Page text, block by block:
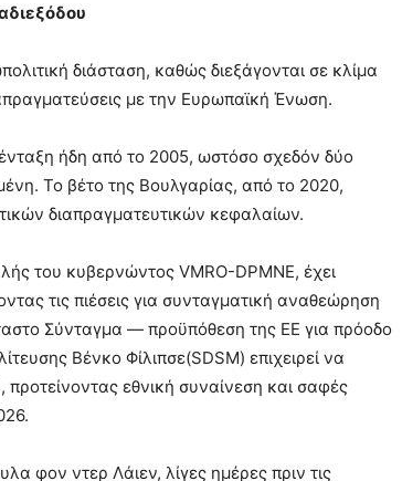
διάσταση, καθώς διεξάγονται σε κλίμα
με την Ευρωπαϊκή Ένωση.
ήδη από το 2005, ωστόσο σχεδόν δύο
Το βέτο της Βουλγαρίας, από το 2020,
διαπραγματευτικών κεφαλαίων.
του κυβερνώντος VMRO-DPMNE, έχει
τις πιέσεις για συνταγματική αναθεώρηση
Σύνταγμα — προϋπόθεση της ΕΕ για πρόοδο
Βένκο Φίλιπσε(SDSM) επιχειρεί να
εθνική συναίνεση και σαφές
φον ντερ Λάιεν, λίγες ημέρες πριν τις